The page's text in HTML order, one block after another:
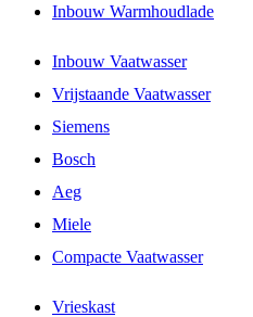
Inbouw Warmhoudlade
Inbouw Vaatwasser
Vrijstaande Vaatwasser
Siemens
Bosch
Aeg
Miele
Compacte Vaatwasser
Vrieskast